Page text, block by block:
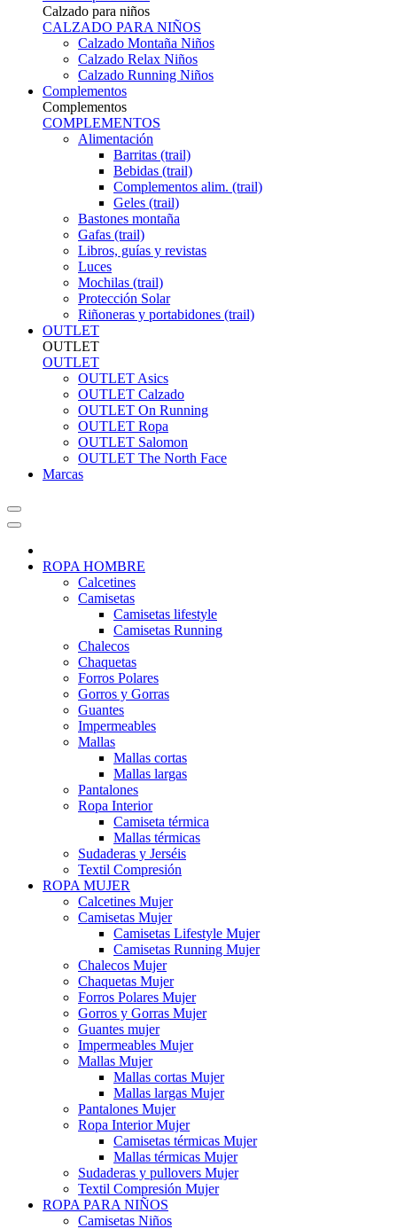
Calzado para niños
CALZADO PARA NIÑOS
Calzado Montaña Niños
Calzado Relax Niños
Calzado Running Niños
Complementos
Complementos
COMPLEMENTOS
Alimentación
Barritas (trail)
Bebidas (trail)
Complementos alim. (trail)
Geles (trail)
Bastones montaña
Gafas (trail)
Libros, guías y revistas
Luces
Mochilas (trail)
Protección Solar
Riñoneras y portabidones (trail)
OUTLET
OUTLET
OUTLET
OUTLET Asics
OUTLET Calzado
OUTLET On Running
OUTLET Ropa
OUTLET Salomon
OUTLET The North Face
Marcas
ROPA HOMBRE
Calcetines
Camisetas
Camisetas lifestyle
Camisetas Running
Chalecos
Chaquetas
Forros Polares
Gorros y Gorras
Guantes
Impermeables
Mallas
Mallas cortas
Mallas largas
Pantalones
Ropa Interior
Camiseta térmica
Mallas térmicas
Sudaderas y Jerséis
Textil Compresión
ROPA MUJER
Calcetines Mujer
Camisetas Mujer
Camisetas Lifestyle Mujer
Camisetas Running Mujer
Chalecos Mujer
Chaquetas Mujer
Forros Polares Mujer
Gorros y Gorras Mujer
Guantes mujer
Impermeables Mujer
Mallas Mujer
Mallas cortas Mujer
Mallas largas Mujer
Pantalones Mujer
Ropa Interior Mujer
Camisetas térmicas Mujer
Mallas térmicas Mujer
Sudaderas y pullovers Mujer
Textil Compresión Mujer
ROPA PARA NIÑOS
Camisetas Niños